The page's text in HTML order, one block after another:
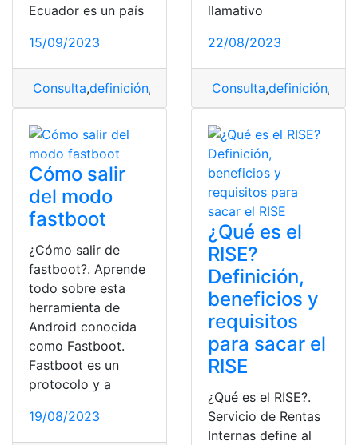
Ecuador es un país
15/09/2023
Consulta,definición, música
llamativo
22/08/2023
Consulta,definición,
Cómo salir
del modo
fastboot
¿Cómo salir de
fastboot?. Aprende
todo sobre esta
herramienta de
Android conocida
como Fastboot.
Fastboot es un
protocolo y a
19/08/2023
¿Qué es el
RISE?
Definición,
beneficios y
requisitos
para sacar el
RISE
¿Qué es el RISE?.
Servicio de Rentas
Internas define al